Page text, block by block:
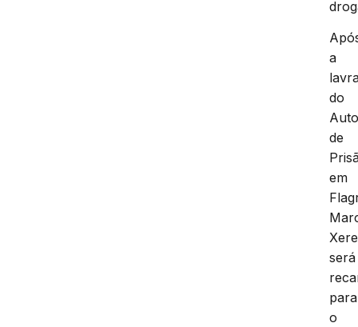
a
do
de
em
será
para
o